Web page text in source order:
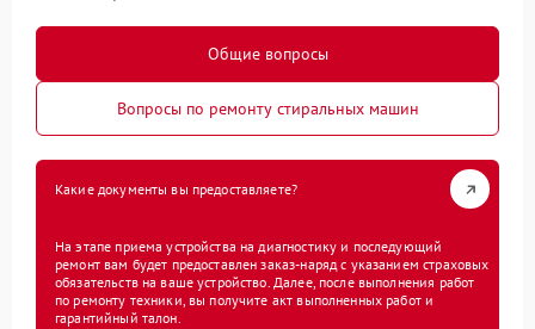
Общие вопросы
Вопросы по ремонту стиральных машин
Какие документы вы предоставляете?
На этапе приема устройства на диагностику и последующий
ремонт вам будет предоставлен заказ-наряд с указанием страховых
обязательств на ваше устройство. Далее, после выполнения работ
по ремонту техники, вы получите акт выполненных работ и
гарантийный талон.